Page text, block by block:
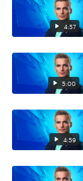
4:57
5:00
4:59